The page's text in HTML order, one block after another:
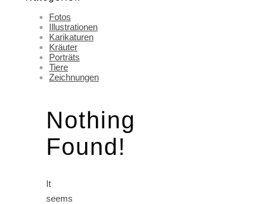
Fotos
Illustrationen
Karikaturen
Kräuter
Porträts
Tiere
Zeichnungen
Nothing
Found!
It
seems